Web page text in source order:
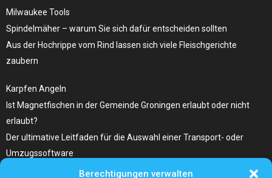
Berechtigungen verwalten
Milwaukee Tools
Spindelmäher – warum Sie sich dafür entscheiden sollten
Aus der Hochrippe vom Rind lassen sich viele Fleischgerichte
zaubern
Karpfen Angeln
Ist Magnetfischen in der Gemeinde Groningen erlaubt oder nicht
erlaubt?
Der ultimative Leitfaden für die Auswahl einer Transport- oder
Umzugssoftware